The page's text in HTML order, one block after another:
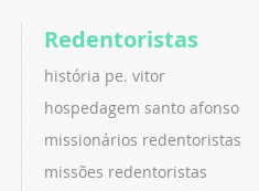
Redentoristas
história pe. vitor
hospedagem santo afonso
missionários redentoristas
missões redentoristas